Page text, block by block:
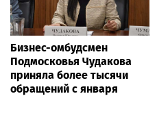
Бизнес-омбудсмен
Подмосковья Чудакова
приняла более тысячи
обращений с января